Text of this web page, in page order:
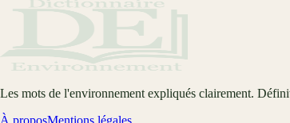
Les mots de l'environnement expliqués clairement.
À proposMentions légales